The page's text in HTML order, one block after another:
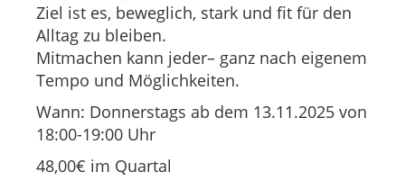
Ziel ist es, beweglich, stark und fit für den
Alltag zu bleiben.
Mitmachen kann jeder– ganz nach eigenem
Tempo und Möglichkeiten.
Wann: Donnerstags ab dem 13.11.2025 von
18:00-19:00 Uhr
48,00€ im Quartal